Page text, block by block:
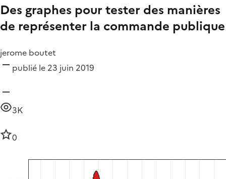
Des graphes pour tester des manières
de représenter la commande publique
jerome boutet
publié le 23 juin 2019
3K
0